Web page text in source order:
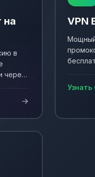
на
в
через
VPN
Мощный